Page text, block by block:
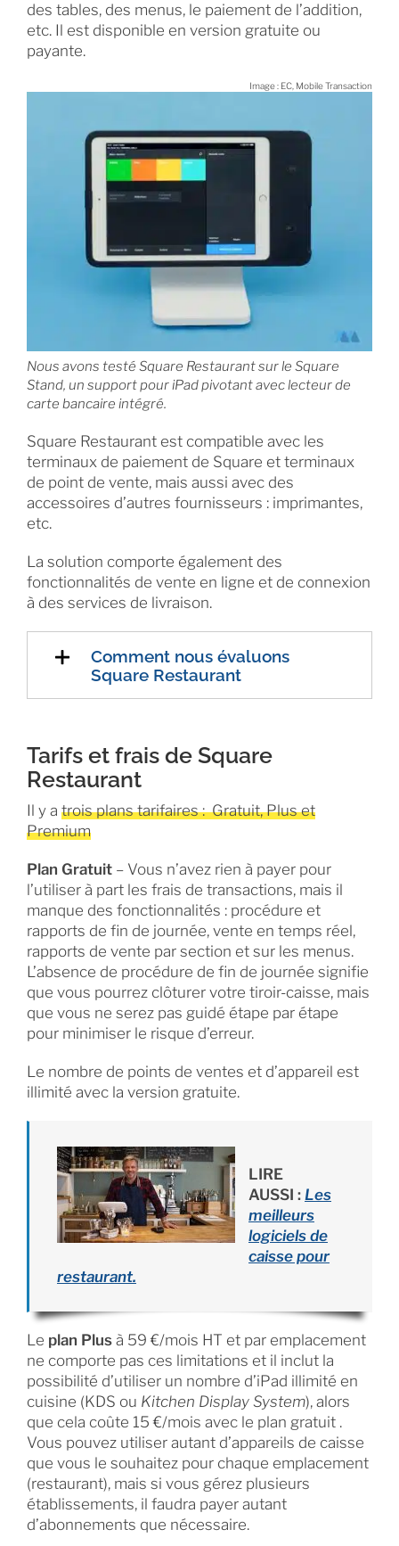
des tables, des menus, le paiement de l’addition,
etc. Il est disponible en version gratuite ou
payante.
Image : EC, Mobile Transaction
Nous avons testé Square Restaurant sur le Square
Stand, un support pour iPad pivotant avec lecteur de
carte bancaire intégré.
Square Restaurant est compatible avec les
terminaux de paiement de Square et terminaux
de point de vente, mais aussi avec des
accessoires d’autres fournisseurs : imprimantes,
etc.
La solution comporte également des
fonctionnalités de vente en ligne et de connexion
à des services de livraison.
Comment nous évaluons
Square Restaurant
Tarifs et frais de Square
Restaurant
Il y a trois plans tarifaires : Gratuit, Plus et
Premium
Plan Gratuit– Vous n’avez rien à payer pour
l’utiliser à part les frais de transactions, mais il
manque des fonctionnalités : procédure et
rapports de fin de journée, vente en temps réel,
rapports de vente par section et sur les menus.
L’absence de procédure de fin de journée signifie
que vous pourrez clôturer votre tiroir-caisse, mais
que vous ne serez pas guidé étape par étape
pour minimiser le risque d’erreur.
Le nombre de points de ventes et d’appareil est
illimité avec la version gratuite.
LIRE
AUSSI : Les
meilleurs
logiciels de
caisse pour
restaurant.
Le plan Plusà 59 €/mois HT et par emplacement
ne comporte pas ces limitations et il inclut la
possibilité d’utiliser un nombre d’iPad illimité en
cuisine (KDS ou Kitchen Display System), alors
que cela coûte 15 €/mois avec le plan gratuit .
Vous pouvez utiliser autant d’appareils de caisse
que vous le souhaitez pour chaque emplacement
(restaurant), mais si vous gérez plusieurs
établissements, il faudra payer autant
d’abonnements que nécessaire.